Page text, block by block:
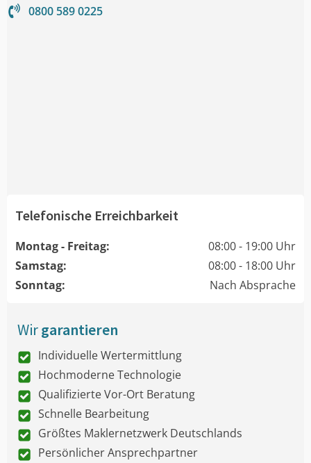
0800 589 0225
Telefonische Erreichbarkeit
Montag - Freitag:
08:00 - 19:00 Uhr
Samstag:
08:00 - 18:00 Uhr
Sonntag:
Nach Absprache
Wirgarantieren
Individuelle Wertermittlung
Hochmoderne Technologie
Qualifizierte Vor-Ort Beratung
Schnelle Bearbeitung
Größtes Maklernetzwerk Deutschlands
Persönlicher Ansprechpartner